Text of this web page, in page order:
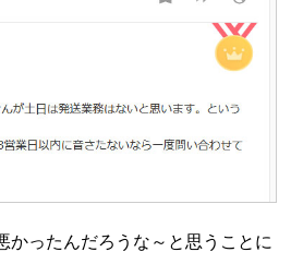
かったんだろうな～と思うことに